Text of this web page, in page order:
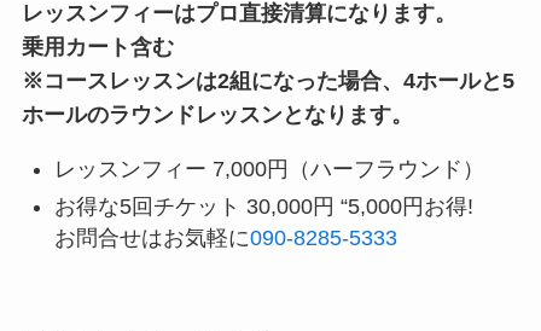
レッスンフィーはプロ直接清算になります。
乗用カート含む
※コースレッスンは2組になった場合、4ホールと5
ホールのラウンドレッスンとなります。
レッスンフィー 7,000円（ハーフラウンド）
お得な5回チケット 30,000円 “5,000円お得!
お問合せはお気軽に090-8285-5333